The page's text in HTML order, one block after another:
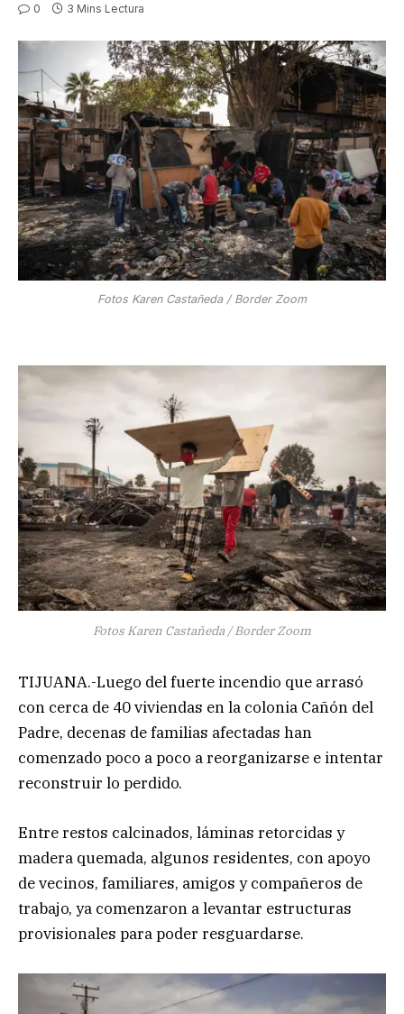
0 3 Mins Lectura
Fotos Karen Castañeda / Border Zoom
Fotos Karen Castañeda / Border Zoom
TIJUANA.-Luego del fuerte incendio que arrasó
con cerca de 40 viviendas en la colonia Cañón del
Padre, decenas de familias afectadas han
comenzado poco a poco a reorganizarse e intentar
reconstruir lo perdido.
Entre restos calcinados, láminas retorcidas y
madera quemada, algunos residentes, con apoyo
de vecinos, familiares, amigos y compañeros de
trabajo, ya comenzaron a levantar estructuras
provisionales para poder resguardarse.